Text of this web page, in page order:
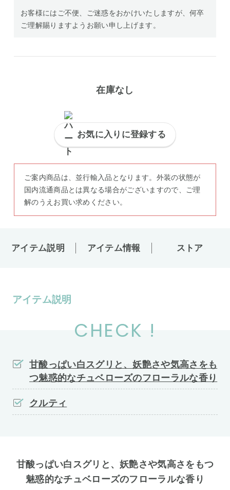
お客様にはご不便、ご迷惑をおかけいたしますが、何卒
ご理解賜りますようお願い申し上げます。
在庫なし
お気に入りに登録する
ご案内商品は、並行輸入品となります。外装の状態が
国内流通商品とは異なる場合がございますので、ご理
解のうえお買い求めください。
アイテム説明 アイテム情報 ストア
アイテム説明
CHECK !
甘酸っぱい白スグリと、妖艶さや気高さをも
つ魅惑的なチュベローズのフローラルな香り
クルティ
甘酸っぱい白スグリと、妖艶さや気高さをもつ
魅惑的なチュベローズのフローラルな香り